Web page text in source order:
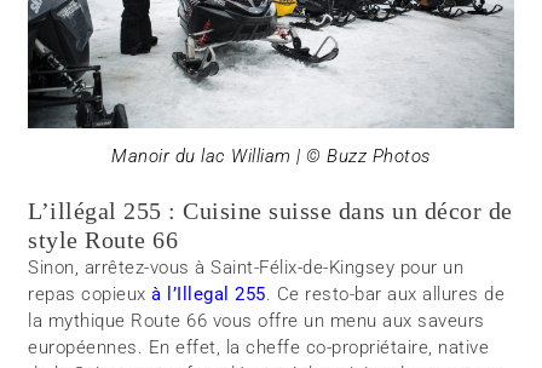
Manoir du lac William | © Buzz Photos
L’illégal 255 : Cuisine suisse dans un décor de
style Route 66
Sinon, arrêtez-vous à Saint-Félix-de-Kingsey pour un
repas copieuxà l’Illegal 255. Ce resto-bar aux allures de
la mythique Route 66 vous offre un menu aux saveurs
européennes. En effet, la cheffe co-propriétaire, native